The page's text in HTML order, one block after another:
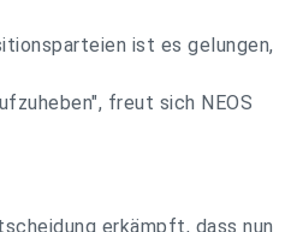
ist es gelungen,
freut sich NEOS
erkämpft, dass nun